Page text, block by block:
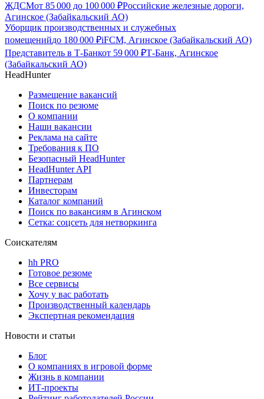
ЖДСМот 85 000 до 100 000 ₽Российские железные дороги,
Агинское (Забайкальский АО)
Уборщик производственных и служебных
помещенийдо 180 000 ₽iFCM, Агинское (Забайкальский АО)
Представитель в Т-Банкот 59 000 ₽Т-Банк, Агинское
(Забайкальский АО)
HeadHunter
Размещение вакансий
Поиск по резюме
О компании
Наши вакансии
Реклама на сайте
Требования к ПО
Безопасный HeadHunter
HeadHunter API
Партнерам
Инвесторам
Каталог компаний
Поиск по вакансиям в Агинском
Сетка: соцсеть для нетворкинга
Соискателям
hh PRO
Готовое резюме
Все сервисы
Хочу у вас работать
Производственный календарь
Экспертная рекомендация
Новости и статьи
Блог
О компаниях в игровой форме
Жизнь в компании
ИТ-проекты